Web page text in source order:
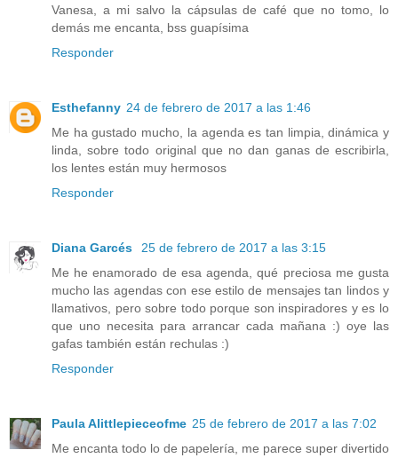
Vanesa, a mi salvo la cápsulas de café que no tomo, lo
demás me encanta, bss guapísima
Responder
Esthefanny 24 de febrero de 2017 a las 1:46
Me ha gustado mucho, la agenda es tan limpia, dinámica y
linda, sobre todo original que no dan ganas de escribirla,
los lentes están muy hermosos
Responder
Diana Garcés
25 de febrero de 2017 a las 3:15
Me he enamorado de esa agenda, qué preciosa me gusta
mucho las agendas con ese estilo de mensajes tan lindos y
llamativos, pero sobre todo porque son inspiradores y es lo
que uno necesita para arrancar cada mañana :) oye las
gafas también están rechulas :)
Responder
Paula Alittlepieceofme 25 de febrero de 2017 a las 7:02
Me encanta todo lo de papelería, me parece super divertido